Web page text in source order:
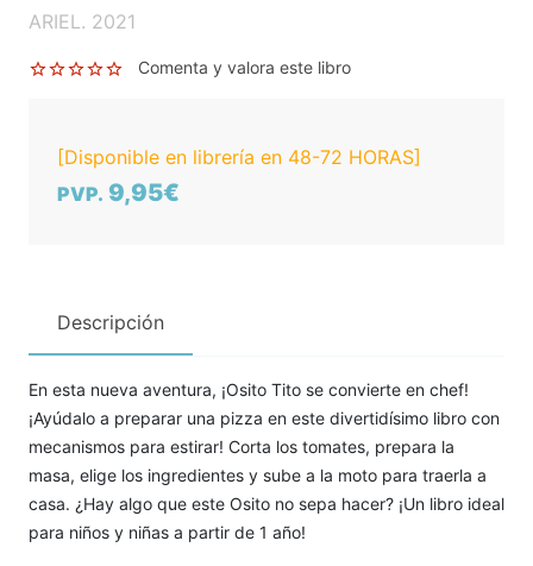
ARIEL. 2021
Comenta y valora este libro
[Disponible en librería en 48-72 HORAS]
PVP. 9,95€
Descripción
En esta nueva aventura, ¡Osito Tito se convierte en chef!
¡Ayúdalo a preparar una pizza en este divertidísimo libro con
mecanismos para estirar! Corta los tomates, prepara la
masa, elige los ingredientes y sube a la moto para traerla a
casa. ¿Hay algo que este Osito no sepa hacer? ¡Un libro ideal
para niños y niñas a partir de 1 año!